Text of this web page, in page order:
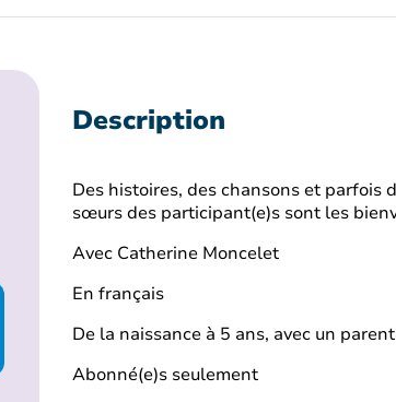
Description
Des histoires, des chansons et parfois
sœurs des participant(e)s sont les
Avec Catherine Moncelet
En français
De la naissance à 5 ans, avec un parent
Abonné(e)s seulement